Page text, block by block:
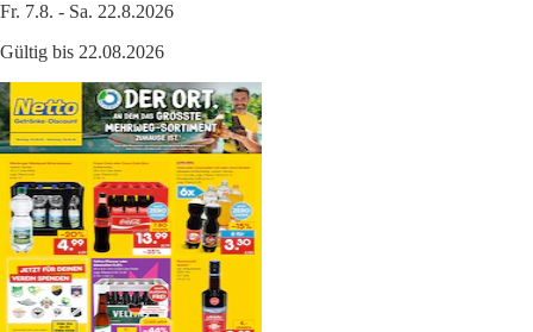
Fr. 7.8. - Sa. 22.8.2026
Gültig bis 22.08.2026